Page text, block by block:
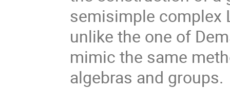
semisimple complex
unlike the one of
mimic the same
algebras and groups.